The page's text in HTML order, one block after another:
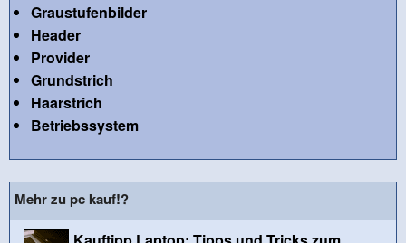
Graustufenbilder
Header
Provider
Grundstrich
Haarstrich
Betriebssystem
Mehr zu pc kauf!?